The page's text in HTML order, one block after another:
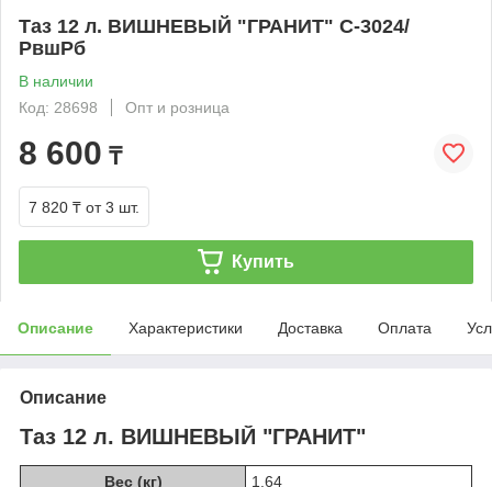
Таз 12 л. ВИШНЕВЫЙ "ГРАНИТ" С-3024/
РвшРб
В наличии
Код: 28698
Опт и розница
8 600 ₸
7 820 ₸ от 3 шт.
Купить
Описание Характеристики Доставка Оплата
Описание
Таз 12 л. ВИШНЕВЫЙ "ГРАНИТ"
Вес (кг)
1.64